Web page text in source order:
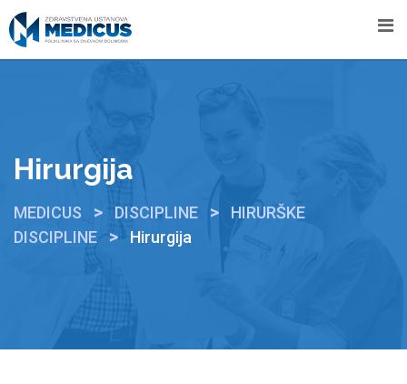
Hirurgija
MEDICUS > DISCIPLINE >
HIRURŠKE
DISCIPLINE
> Hirurgija